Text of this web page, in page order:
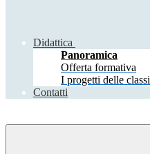
Didattica
Panoramica
Offerta formativa
I progetti delle classi
Contatti